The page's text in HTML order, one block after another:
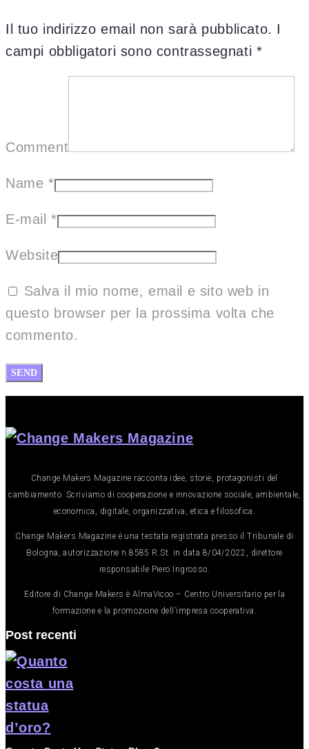
Il tuo indirizzo email non sarà pubblicato. I
campi obbligatori sono contrassegnati *
Comment
Name *
E-mail*
Website
Salva il mio nome, email e sito web in
questo browser per la prossima volta che
commento.
Change Makers Magazine racconta idee, storie, protagonisti del
cambiamento. Scriviamo di cooperazione e innovazione sociale, ambientale,
economica, digitale, organizzativa, etica e filosofica.
Change Makers Magazine è una testata registrata presso il Tribunale di
Bologna, autorizzazione n.8585 R.St. in data 8/04/2022, direttore
responsabile Piero Ingrosso.
Editore di Change Makers è AlmaVicoo – Centro Universitario per la
formazione e la promozione dell’impresa cooperativa.
Post recenti